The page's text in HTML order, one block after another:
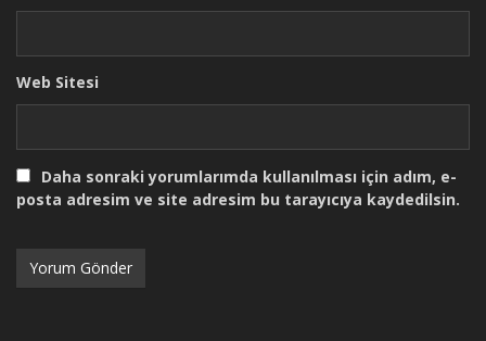
Web Sitesi
Daha sonraki yorumlarımda kullanılması için adım, e-
posta adresim ve site adresim bu tarayıcıya kaydedilsin.